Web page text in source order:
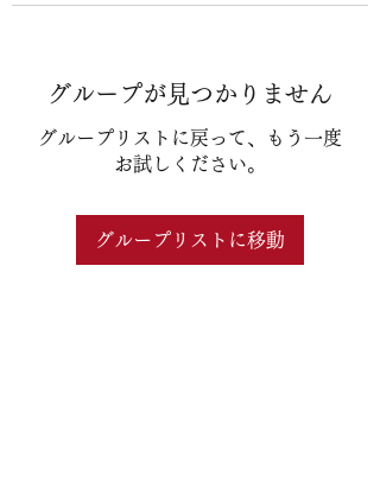
グループが見つかりません
グループリストに戻って、もう一度
お試しください。
グループリストに移動